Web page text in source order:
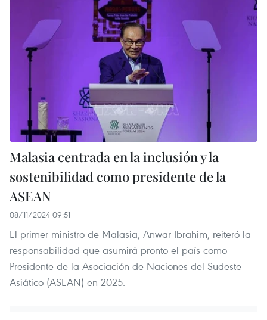
Malasia centrada en la inclusión y la
sostenibilidad como presidente de la
ASEAN
08/11/2024 09:51
El primer ministro de Malasia, Anwar Ibrahim, reiteró la
responsabilidad que asumirá pronto el país como
Presidente de la Asociación de Naciones del Sudeste
Asiático (ASEAN) en 2025.